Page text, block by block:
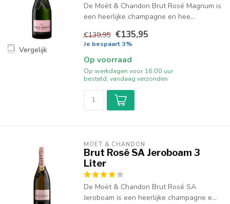
Vergelijk
De Moët & Chandon Brut Rosé Magnum is
een heerlijke champagne en hee...
€139,95 €135,95
Je bespaart 3%
Op voorraad
Op werkdagen voor 16:00 uur
besteld, vandaag verzonden
MOËT & CHANDON
Brut Rosé SA Jeroboam 3
Liter
De Moët & Chandon Brut Rosé SA
Jeroboam is een heerlijke champagne e...